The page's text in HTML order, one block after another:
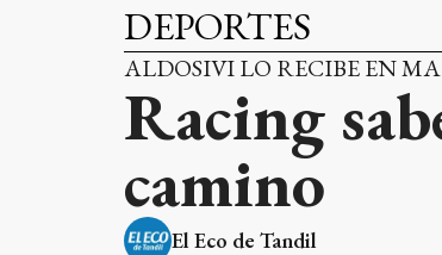
DEPORTES
ALDOSIVI LO RECIBE EN
Racing
camino
El Eco de Tandil